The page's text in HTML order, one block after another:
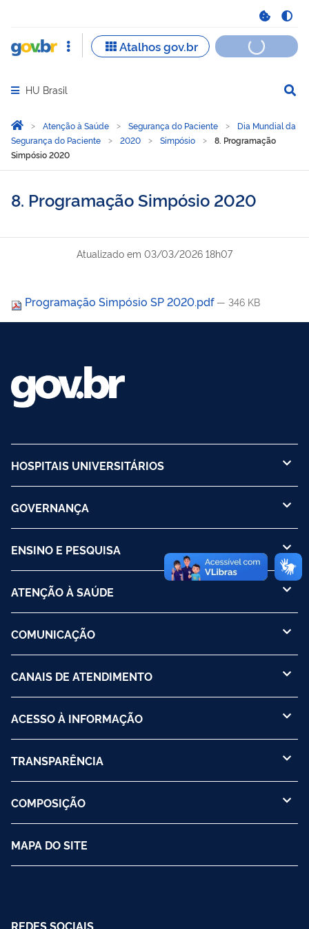
Abrir menu principal de navegação
HU Brasil
Você está aqui:
Página Inicial
Atenção à Saúde Segurança do Paciente
Dia Mundial da
Segurança do Paciente
2020 Simpósio
8. Programação
Simpósio 2020
8. Programação Simpósio 2020
Atualizado em 03/03/2026 18h07
Programação Simpósio SP 2020.pdf — 346 KB
HOSPITAIS UNIVERSITÁRIOS
GOVERNANÇA
ENSINO E PESQUISA
ATENÇÃO À SAÚDE
COMUNICAÇÃO
CANAIS DE ATENDIMENTO
ACESSO À INFORMAÇÃO
TRANSPARÊNCIA
COMPOSIÇÃO
MAPA DO SITE
REDES SOCIAIS